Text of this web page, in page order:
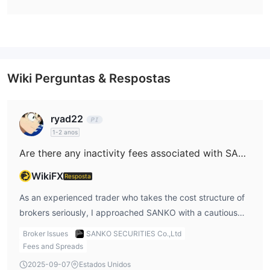
Wiki Perguntas & Respostas
ryad22
1-2 anos
Are there any inactivity fees associated with SANKO, and if they exist, what are the specific terms or requirements?
WikiFXResposta
As an experienced trader who takes the cost structure of
brokers seriously, I approached SANKO with a cautious
mindset, especially given my priorities around
transparency and avoiding unexpected fees. Based on all
Broker Issues
SANKO SECURITIES Co.,Ltd
Fees and Spreads
2025-09-07
Estados Unidos